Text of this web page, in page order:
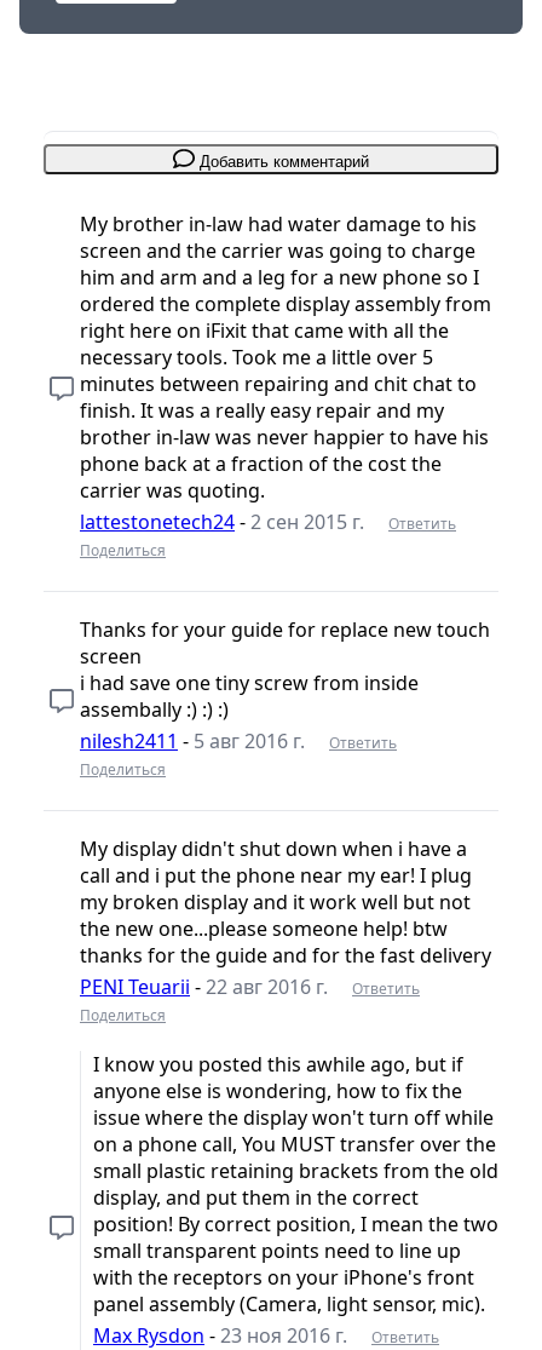
Добавить комментарий
My brother in-law had water damage to his
screen and the carrier was going to charge
him and arm and a leg for a new phone so I
ordered the complete display assembly from
right here on iFixit that came with all the
necessary tools. Took me a little over 5
minutes between repairing and chit chat to
finish. It was a really easy repair and my
brother in-law was never happier to have his
phone back at a fraction of the cost the
carrier was quoting.
lattestonetech24-2 сен 2015 г.
Ответить
Поделиться
Thanks for your guide for replace new touch
screen
i had save one tiny screw from inside
assembally :) :) :)
nilesh2411 - 5 авг 2016 г.
Ответить
Поделиться
My display didn't shut down when i have a
call and i put the phone near my ear! I plug
my broken display and it work well but not
the new one...please someone help! btw
thanks for the guide and for the fast delivery
PENI Teuarii -22 авг 2016 г.
Ответить
Поделиться
I know you posted this awhile ago, but if
anyone else is wondering, how to fix the
issue where the display won't turn off while
on a phone call, You MUST transfer over the
small plastic retaining brackets from the old
display, and put them in the correct
position! By correct position, I mean the two
small transparent points need to line up
with the receptors on your iPhone's front
panel assembly (Camera, light sensor, mic).
Max Rysdon -23 ноя 2016 г.
Ответить